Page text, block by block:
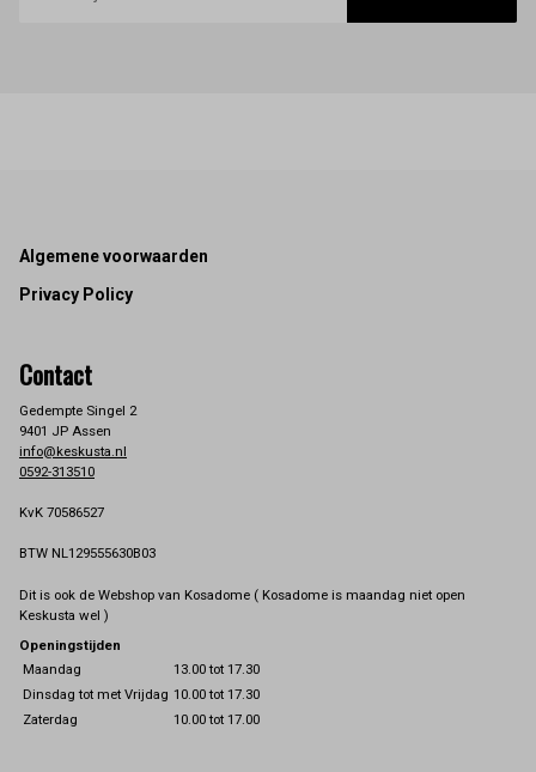
Footer
Algemene voorwaarden
Privacy Policy
Contact
Gedempte Singel 2
9401 JP Assen
info@keskusta.nl
0592-313510
KvK 70586527
BTW NL129555630B03
Dit is ook de Webshop van Kosadome ( Kosadome is maandag niet open
Keskusta wel )
Openingstijden
Maandag
13.00 tot 17.30
Dinsdag tot met Vrijdag 10.00 tot 17.30
Zaterdag
10.00 tot 17.00